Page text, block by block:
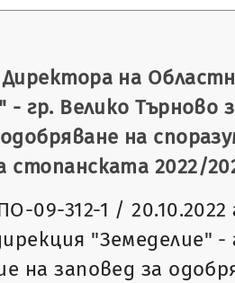
на
- гр. Велико Търново
на
стопанската 2022/
09-312-1 / 20.10.2022
"Земеделие" -
на заповед за